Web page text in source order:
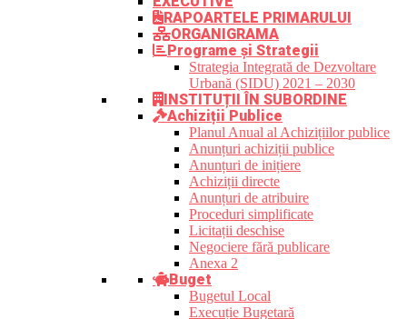
RAPOARTELE PRIMARULUI
ORGANIGRAMA
Programe și Strategii
Strategia Integrată de Dezvoltare
Urbană (SIDU) 2021 – 2030
INSTITUȚII ÎN SUBORDINE
Achiziții Publice
Planul Anual al Achizițiilor publice
Anunțuri achiziții publice
Anunțuri de inițiere
Achiziții directe
Anunțuri de atribuire
Proceduri simplificate
Licitații deschise
Negociere fără publicare
Anexa 2
Buget
Bugetul Local
Execuție Bugetară